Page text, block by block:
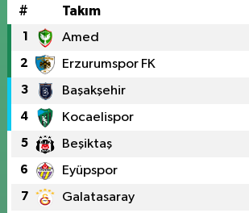
# Takım
1 Amed
2 Erzurumspor FK
3 Başakşehir
4 Kocaelispor
5 Beşiktaş
6 Eyüpspor
7 Galatasaray